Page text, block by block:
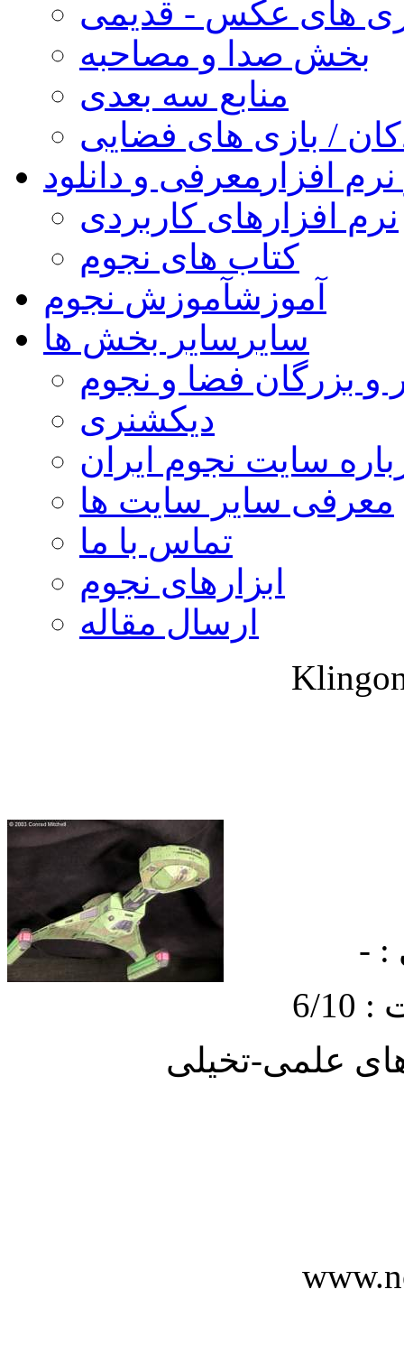
های عکس - قدیمی
بخش صدا و مصاحبه
منابع سه بعدی
/ بازی های فضایی
افزار معرفی و دانلود
نرم افزارهای کاربردی
کتاب های نجوم
آموزشآموزش نجوم
سایر سایر بخش ها
و بزرگان فضا و نجوم
دیکشنری
سایت نجوم ایران
معرفی سایر سایت ها
تماس با ما
ابزارهای نجوم
ارسال مقاله
: -
علمی-تخیلی